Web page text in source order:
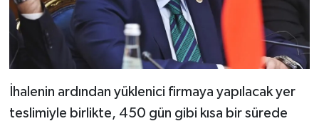
İhalenin ardından yüklenici firmaya yapılacak yer
teslimiyle birlikte, 450 gün gibi kısa bir sürede